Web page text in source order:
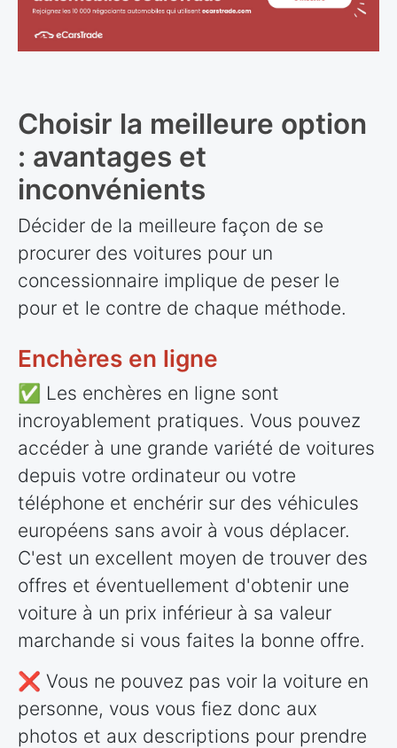
Choisir la meilleure option
: avantages et
inconvénients
Décider de la meilleure façon de se
procurer des voitures pour un
concessionnaire implique de peser le
pour et le contre de chaque méthode.
Enchères en ligne
✅ Les enchères en ligne sont
incroyablement pratiques. Vous pouvez
accéder à une grande variété de voitures
depuis votre ordinateur ou votre
téléphone et enchérir sur des véhicules
européens sans avoir à vous déplacer.
C'est un excellent moyen de trouver des
offres et éventuellement d'obtenir une
voiture à un prix inférieur à sa valeur
marchande si vous faites la bonne offre.
❌ Vous ne pouvez pas voir la voiture en
personne, vous vous fiez donc aux
photos et aux descriptions pour prendre